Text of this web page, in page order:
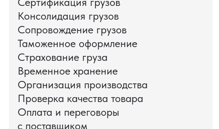
ПАО «Ростелеком» доверяет нам полный
цикл международных поставок — от
поиска и проверки поставщиков до
доставки оборудования.
Мы обеспечили полный цикл работ:
проверку продукции, логистику,
таможенное оформление и контроль
сроков. В результате все товары были
доставлены точно в срок и без
дополнительных рисков.
PRO TORG — проверенный партнёр по
международной логистике для ведущих
федеральных компаний.